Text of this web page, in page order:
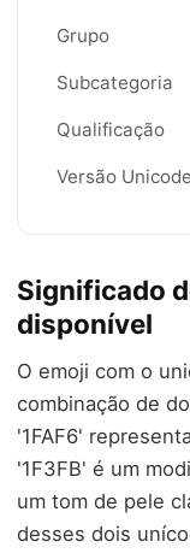
Grupo
Subcategoria
Qualificação
Versão Unicode
Significado
disponível
O emoji com o
combinação de
'1FAF6'
'1F3FB' é um
um tom de pele
desses dois